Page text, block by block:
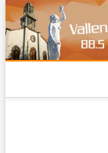
Saltar
al
contenido